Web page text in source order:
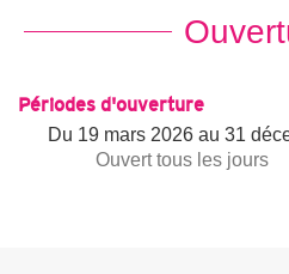
Périodes d'ouverture
Du 19 mars 2026 au 31
Ouverttous les jours